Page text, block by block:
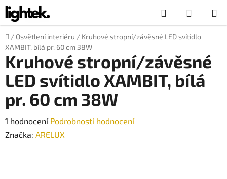
Přejít
na
obsah
Hledat
KOŠÍK
Domů
/ Osvětlení interiéru / Kruhové stropní/závěsné LED svítidlo
XAMBIT, bílá pr. 60 cm 38W
Kruhové stropní/závěsné
LED svítidlo XAMBIT, bílá
pr. 60 cm 38W
Průměrné
hodnocení
1 hodnocení Podrobnosti hodnocení
Značka: ARELUX